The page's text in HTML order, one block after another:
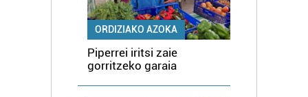
ORDIZIAKO AZOKA
Piperrei iritsi zaie
gorritzeko garaia